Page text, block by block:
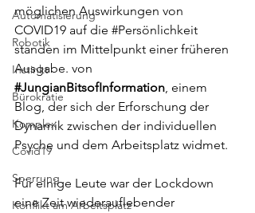
Automatisierung
Robotik
Instinkt
Bürokratie
Komplex
Covid19
Sperrung
Konflikt am Arbeitsplatz
möglichen Auswirkungen von
COVID19 auf die #Persönlichkeit
standen im Mittelpunkt einer früheren
Ausgabe. von
#JungianBitsofInformation, einem
Blog, der sich der Erforschung der
Dynamik zwischen der individuellen
Psyche und dem Arbeitsplatz widmet.
Für einige Leute war der Lockdown
eine Zeit wiederauflebender